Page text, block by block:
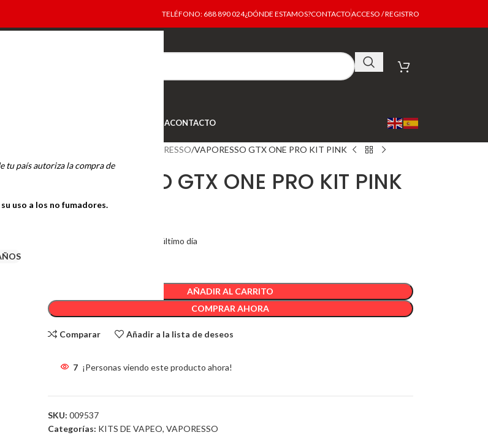
tu país autoriza la compra de
uso a los no fumadores.
TELÉFONO: 688 890 024¿DÓNDE ESTAMOS?CONTACTOACCESO / REGISTRO
TIENDACONTACTO
VAPORESSO VAPORESSO GTX ONE PRO KIT PINK
VAPORESSO GTX ONE PRO KIT PINK
Artículos Vendido en el último día
AÑADIR AL CARRITO
COMPRAR AHORA
Comparar Añadir a la lista de deseos
7 ¡Personas viendo este producto ahora!
SKU: 009537
Categorías: KITS DE VAPEO, VAPORESSO